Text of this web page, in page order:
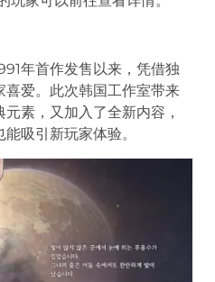
年首作发售以来，凭借独
爱。此次韩国工作室带来
素，又加入了全新内容，
吸引新玩家体验。